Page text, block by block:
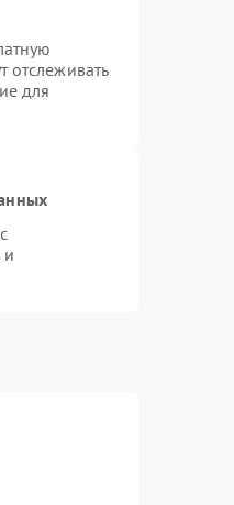
отслеживать
для
и